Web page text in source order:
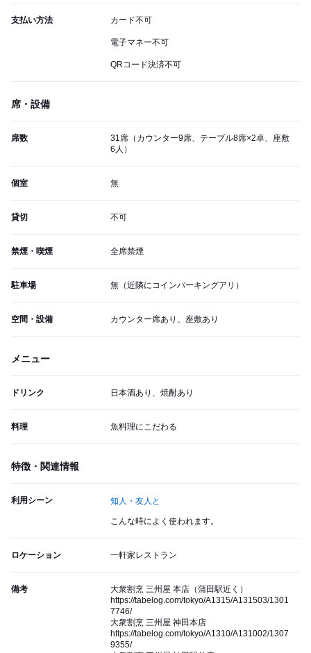
支払い方法 カード不可
電子マネー不可
QRコード決済不可
席・設備
席数
31席（カウンター9席、テーブル8席×2卓、座敷
6人）
個室 無
貸切 不可
禁煙・喫煙 全席禁煙
駐車場 無（近隣にコインパーキングアリ）
空間・設備 カウンター席あり、座敷あり
メニュー
ドリンク 日本酒あり、焼酎あり
料理 魚料理にこだわる
特徴・関連情報
利用シーン 知人・友人と
こんな時によく使われます。
ロケーション 一軒家レストラン
備考
大衆割烹 三州屋 本店（蒲田駅近く）
https://tabelog.com/tokyo/A1315/A131503/1301
7746/
大衆割烹 三州屋 神田本店
https://tabelog.com/tokyo/A1310/A131002/1307
9355/